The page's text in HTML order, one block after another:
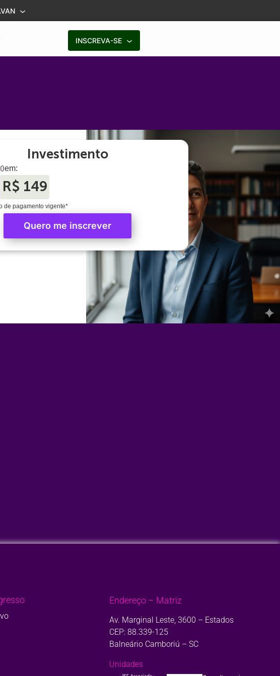
INSCREVA-SE
Investimento
em:
R$ 149
de pagamento vigente*
Quero me inscrever
Endereço – Matriz
Av. Marginal Leste, 3600 – Estados
CEP: 88.339-125
Balneário Camboriú – SC
Unidades